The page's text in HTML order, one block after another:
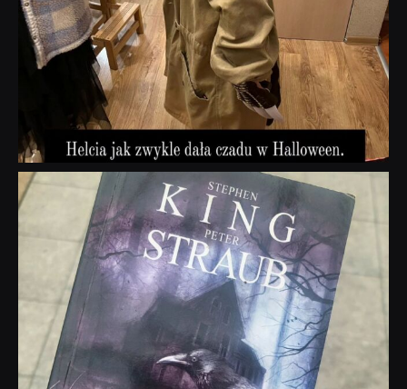
dobryhorror
Wrz 23